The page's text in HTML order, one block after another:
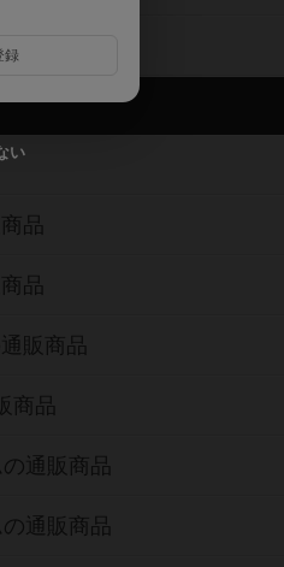
録
い
品
品
販商品
商品
通販商品
通販商品